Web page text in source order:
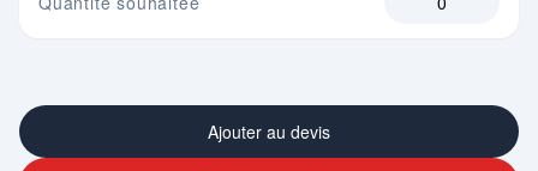
Ajouter au devis